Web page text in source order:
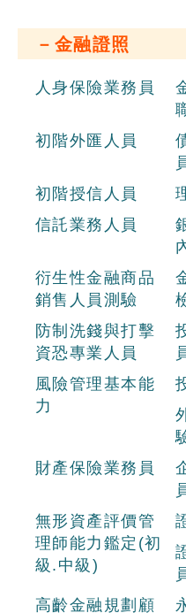
－金融證照
人身保險業務員
初階外匯人員
初階授信人員
信託業務人員
衍生性金融商品
銷售人員測驗
防制洗錢與打擊
資恐專業人員
風險管理基本能
力
財產保險業務員
無形資產評價管
理師能力鑑定(初
級.中級)
高齡金融規劃顧